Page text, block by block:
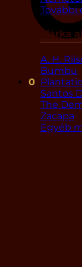
0
További
Márka
A. H.
Bumbu
Santos
The
Zacapa
Egyéb